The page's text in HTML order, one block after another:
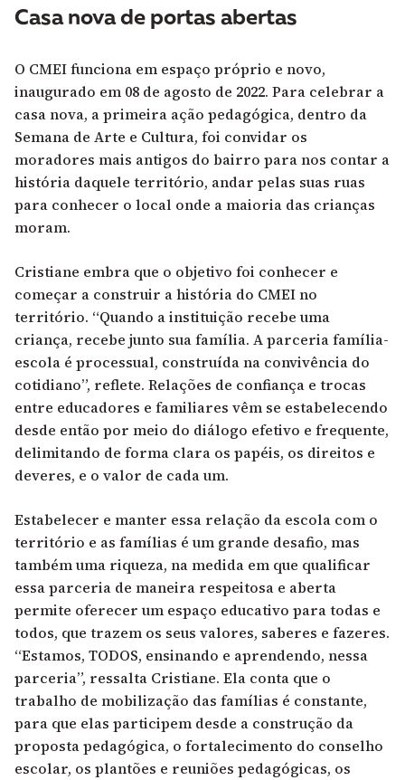
Casa nova de portas abertas
O CMEI funciona em espaço próprio e novo,
inaugurado em 08 de agosto de 2022. Para celebrar a
casa nova, a primeira ação pedagógica, dentro da
Semana de Arte e Cultura, foi convidar os
moradores mais antigos do bairro para nos contar a
história daquele território, andar pelas suas ruas
para conhecer o local onde a maioria das crianças
moram.
Cristiane embra que o objetivo foi conhecer e
começar a construir a história do CMEI no
território. “Quando a instituição recebe uma
criança, recebe junto sua família. A parceria família-
escola é processual, construída na convivência do
cotidiano”, reflete. Relações de confiança e trocas
entre educadores e familiares vêm se estabelecendo
desde então por meio do diálogo efetivo e frequente,
delimitando de forma clara os papéis, os direitos e
deveres, e o valor de cada um.
Estabelecer e manter essa relação da escola com o
território e as famílias é um grande desafio, mas
também uma riqueza, na medida em que qualificar
essa parceria de maneira respeitosa e aberta
permite oferecer um espaço educativo para todas e
todos, que trazem os seus valores, saberes e fazeres.
“Estamos, TODOS, ensinando e aprendendo, nessa
parceria”, ressalta Cristiane. Ela conta que o
trabalho de mobilização das famílias é constante,
para que elas participem desde a construção da
proposta pedagógica, o fortalecimento do conselho
escolar, os plantões e reuniões pedagógicas, os